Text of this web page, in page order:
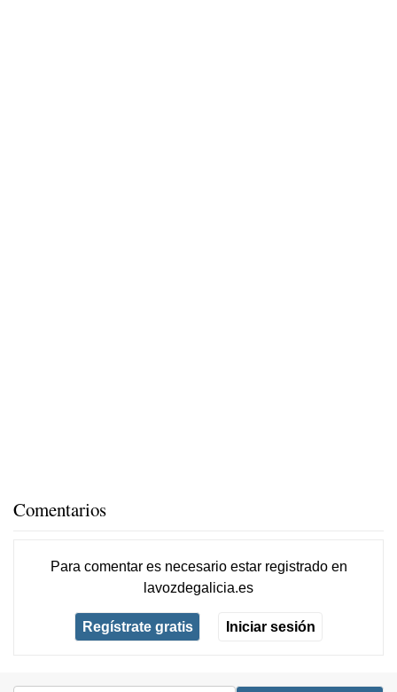
Comentarios
Para comentar es necesario estar registradoen
lavozdegalicia.es
Regístrate gratis Iniciar sesión